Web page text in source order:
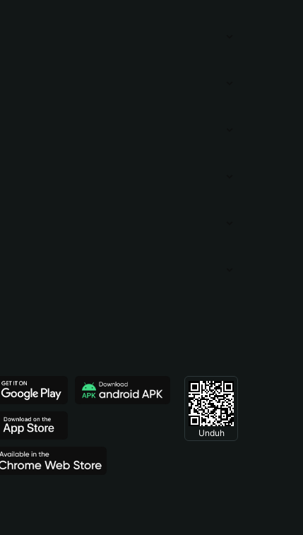
Unduh